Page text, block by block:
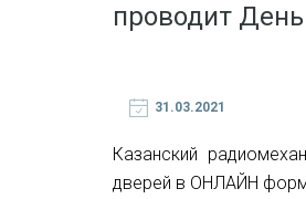
проводит
31.03.2021
Казанский
дверей в ОНЛАЙН